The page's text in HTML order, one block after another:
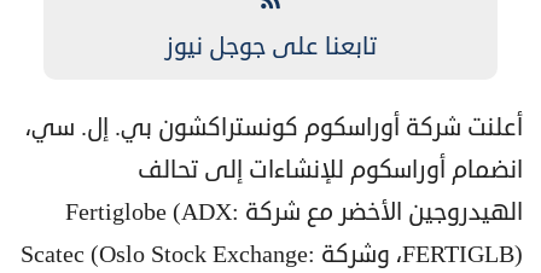
تابعنا على جوجل نيوز
أعلنت شركة أوراسكوم كونستراكشون بي. إل. سي،
انضمام أوراسكوم للإنشاءات إلى تحالف
الهيدروجين الأخضر مع شركة Fertiglobe (ADX:
FERTIGLB)، وشركة Scatec (Oslo Stock Exchange: